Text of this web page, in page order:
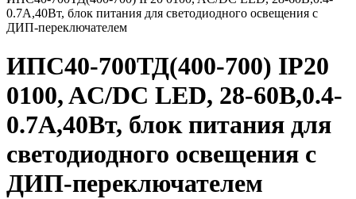
0.7А,40Вт, блок питания для светодиодного освещения с
ДИП-переключателем
ИПС40-700ТД(400-700) IP20
0100, AC/DC LED, 28-60В,0.4-
0.7А,40Вт, блок питания для
светодиодного освещения с
ДИП-переключателем